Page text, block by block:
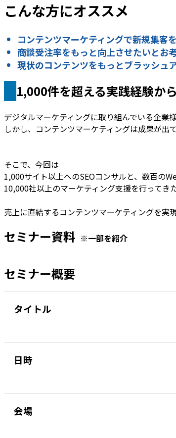
こんな方にオススメ
コンテンツマーケティングで新規集客
商談受注率をもっと向上させたいとお
現状のコンテンツをもっとブラッシュ
1,000件を超える実践経験か
デジタルマーケティングに取り組んでいる企業
しかし、コンテンツマーケティングは成果が
そこで、今回は
1,000サイト以上へのSEOコンサルと、数百の
10,000社以上のマーケティング支援を行ってき
売上に直結するコンテンツマーケティングを実
セミナー資料 ※一部を紹介
セミナー概要
タイトル
日時
会場